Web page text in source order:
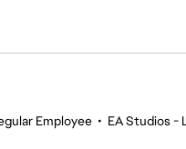
Employee • EA Studios -